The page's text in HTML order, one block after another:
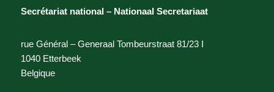
Secrétariat national – Nationaal Secretariaat
rue Général – Generaal Tombeurstraat 81/23 I
1040 Etterbeek
Belgique